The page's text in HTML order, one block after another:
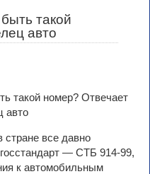
такой
авто
все давно
— СТБ 914-99,
к автомобильным